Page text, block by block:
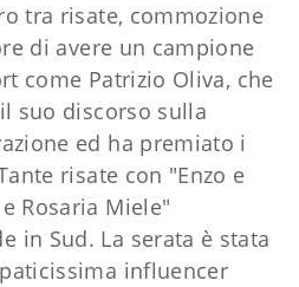
tra risate, commozione
di avere un campione
come Patrizio Oliva, che
suo discorso sulla
ed ha premiato i
risate con "Enzo e
Rosaria Miele"
in Sud. La serata è stata
influencer